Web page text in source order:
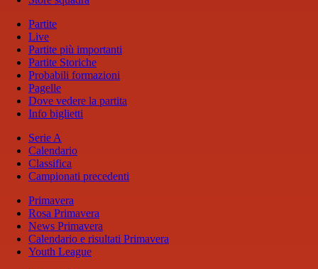
Partite
Live
Partite più importanti
Partite Storiche
Probabili formazioni
Pagelle
Dove vedere la partita
Info biglietti
Serie A
Calendario
Classifica
Campionati precedenti
Primavera
Rosa Primavera
News Primavera
Calendario e risultati Primavera
Youth League